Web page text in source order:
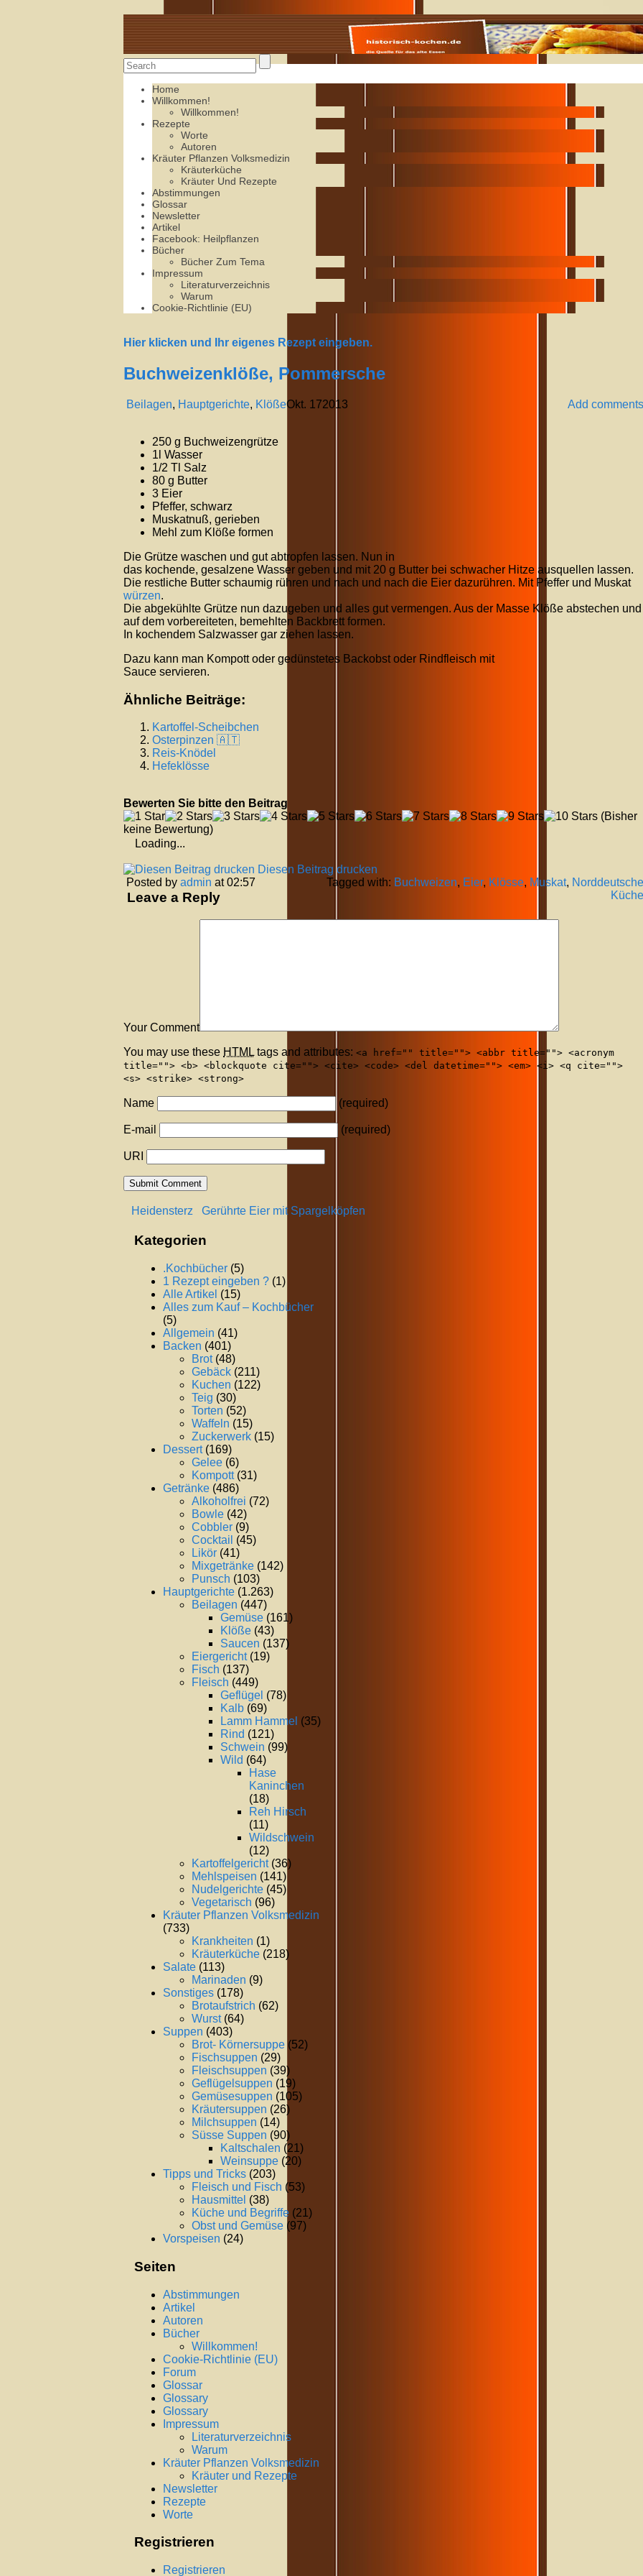
Alte Rezepte online
Home
Willkommen!
Willkommen!
Rezepte
Worte
Autoren
Kräuter Pflanzen Volksmedizin
Kräuterküche
Kräuter Und Rezepte
Abstimmungen
Glossar
Newsletter
Artikel
Facebook: Heilpflanzen
Bücher
Bücher Zum Tema
Impressum
Literaturverzeichnis
Warum
Cookie-Richtlinie (EU)
Hier klicken und Ihr eigenes Rezept eingeben.
Buchweizenklöße, Pommersche
Beilagen, Hauptgerichte, Klöße Add comments
Okt. 172013
250 g Buchweizengrütze
1l Wasser
1/2 Tl Salz
80 g Butter
3 Eier
Pfeffer, schwarz
Muskatnuß, gerieben
Mehl zum Klöße formen
Die Grütze waschen und gut abtropfen lassen. Nun in
das kochende, gesalzene Wasser geben und mit 20 g Butter bei schwacher Hitze ausquellen lassen.
Die restliche Butter schaumig rühren und nach und nach die Eier dazurühren. Mit Pfeffer und Muskat
würzen.
Die abgekühlte Grütze nun dazugeben und alles gut vermengen. Aus der Masse Klöße abstechen und
auf dem vorbereiteten, bemehlten Backbrett formen.
In kochendem Salzwasser gar ziehen lassen.
Dazu kann man Kompott oder gedünstetes Backobst oder Rindfleisch mit
Sauce servieren.
Ähnliche Beiträge:
Kartoffel-Scheibchen
Osterpinzen 🇦🇹
Reis-Knödel
Hefeklösse
Bewerten Sie bitte den Beitrag
(Bisher
keine Bewertung)
Loading...
Diesen Beitrag drucken
Posted by admin at 02:57 Tagged with: Buchweizen, Eier, Klösse, Muskat, Norddeutsche
Küche
Leave a Reply
Your Comment
You may use these HTML tags and attributes: <a href="" title=""> <abbr title=""> <acronym
title=""> <b> <blockquote cite=""> <cite> <code> <del datetime=""> <em> <i> <q cite="">
<s> <strike> <strong>
Name (required)
E-mail (required)
URI
Heidensterz Gerührte Eier mit Spargelköpfen
Kategorien
.Kochbücher (5)
1 Rezept eingeben ? (1)
Alle Artikel (15)
Alles zum Kauf – Kochbücher
(5)
Allgemein (41)
Backen (401)
Brot(48)
Gebäck (211)
Kuchen (122)
Teig (30)
Torten (52)
Waffeln (15)
Zuckerwerk (15)
Dessert(169)
Gelee (6)
Kompott(31)
Getränke (486)
Alkoholfrei (72)
Bowle (42)
Cobbler (9)
Cocktail (45)
Likör (41)
Mixgetränke (142)
Punsch (103)
Hauptgerichte (1.263)
Beilagen (447)
Gemüse (161)
Klöße (43)
Saucen (137)
Eiergericht(19)
Fisch (137)
Fleisch (449)
Geflügel (78)
Kalb (69)
Lamm Hammel (35)
Rind (121)
Schwein (99)
Wild (64)
Hase
Kaninchen
(18)
Reh Hirsch
(11)
Wildschwein
(12)
Kartoffelgericht(36)
Mehlspeisen (141)
Nudelgerichte (45)
Vegetarisch (96)
Kräuter Pflanzen Volksmedizin
(733)
Krankheiten (1)
Kräuterküche (218)
Salate (113)
Marinaden (9)
Sonstiges (178)
Brotaufstrich (62)
Wurst(64)
Suppen (403)
Brot- Körnersuppe (52)
Fischsuppen (29)
Fleischsuppen (39)
Geflügelsuppen (19)
Gemüsesuppen (105)
Kräutersuppen (26)
Milchsuppen (14)
Süsse Suppen (90)
Kaltschalen (21)
Weinsuppe (20)
Tipps und Tricks (203)
Fleisch und Fisch (53)
Hausmittel (38)
Küche und Begriffe (21)
Obst und Gemüse (97)
Vorspeisen (24)
Seiten
Abstimmungen
Artikel
Autoren
Bücher
Willkommen!
Cookie-Richtlinie (EU)
Forum
Glossar
Glossary
Glossary
Impressum
Literaturverzeichnis
Warum
Kräuter Pflanzen Volksmedizin
Kräuter und Rezepte
Newsletter
Rezepte
Worte
Registrieren
Registrieren